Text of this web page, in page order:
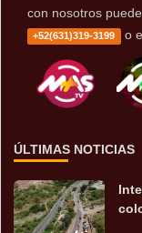
con nosotros
+52(631)319-3199 o
ÚLTIMAS NOTICIAS